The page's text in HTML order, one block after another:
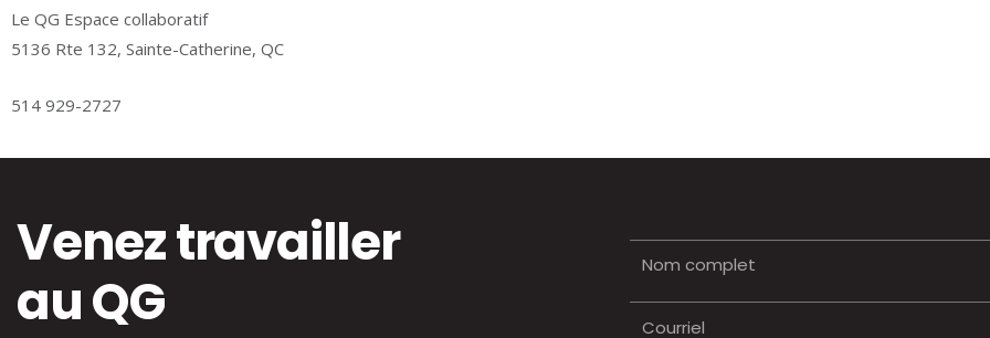
Le QG Espace collaboratif
5136 Rte 132, Sainte-Catherine, QC
514 929-2727
Venez travailler
au QG